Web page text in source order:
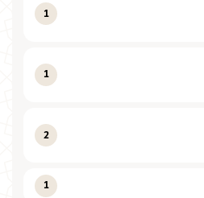
1
1
2
1